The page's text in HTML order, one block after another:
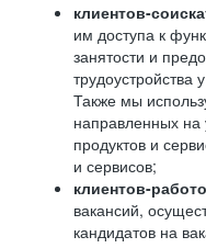
клиентов-
им доступа к
занятости и
трудоустройства
Также мы
направленных на
продуктов и
и сервисов;
клиентов-
вакансий,
кандидатов на